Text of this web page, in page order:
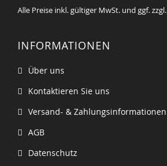
Alle Preise inkl. gültiger MwSt. und ggf. zzgl.
INFORMATIONEN
Über uns
Kontaktieren Sie uns
Versand- & Zahlungsinformationen
AGB
Datenschutz